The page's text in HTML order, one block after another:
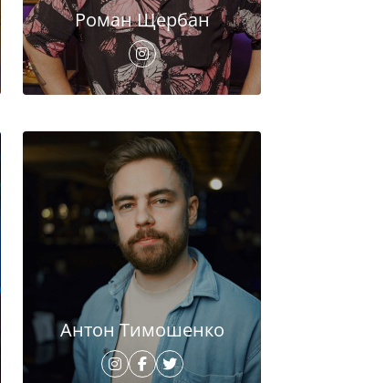
Роман Щербан
Антон Тимошенко